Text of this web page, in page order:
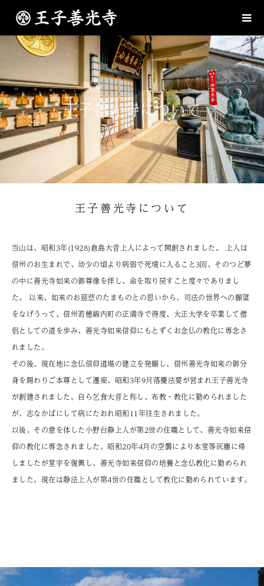
王子善光寺について
王子善光寺について
当山は、昭和3年(1928)倉島大音上人によって開創されました。 上人は
信州のお生まれで、幼少の頃より病弱で死境に入ること3回、そのつど夢
の中に善光寺如来の御尊像を拝し、命を取り戻すこと度々でありまし
た。 以来、如来のお慈悲のたまものとの思いから、司法の世界への願望
をなげうって、信州若穂綿内町の正満寺で得度、大正大学を卒業して僧
侶としての道を歩み、善光寺如来信仰にもとずくお念仏の教化に専念さ
れました。
その後、現在地に念仏信仰道場の建立を発願し、信州善光寺如来の御分
身を賜わりご本尊として遷座、昭和3年9月落慶法要が営まれ王子善光寺
が創建されました。自ら乞食大音と称し、布教・教化に勤められました
が、志なかばにして病にたおれ昭和11年往生されました。
以後、その意を体した小野台静上人が第2世の住職として、善光寺如来信
仰の教化に専念されました。昭和20年4月の空襲により本堂等灰塵に帰
しましたが堂宇を復興し、善光寺如来信仰の培養と念仏教化に勤められ
ました。現在は静法上人が第4世の住職として教化に勤められています。